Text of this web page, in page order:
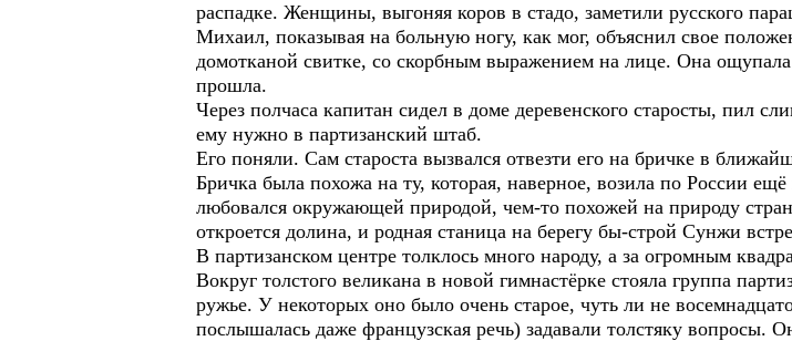
распадке. Женщины, выгоняя коров в стадо, заметили русского
Михаил, показывая на больную ногу, как мог, объяснил свое
домотканой свитке, со скорбным выражением на лице. Она
прошла.
Через полчаса капитан сидел в доме деревенского старосты, пил
ему нужно в партизанский штаб.
Его поняли. Сам староста вызвался отвезти его на бричке в
Бричка была похожа на ту, которая, наверное, возила по России
любовался окружающей природой, чем-то похожей на природу
откроется долина, и родная станица на берегу бы-строй Сунжи
В партизанском центре толклось много народу, а за огромным
Вокруг толстого великана в новой гимнастёрке стояла группа
ружье. У некоторых оно было очень старое, чуть ли не
послышалась даже французская речь) задавали толстяку вопросы.